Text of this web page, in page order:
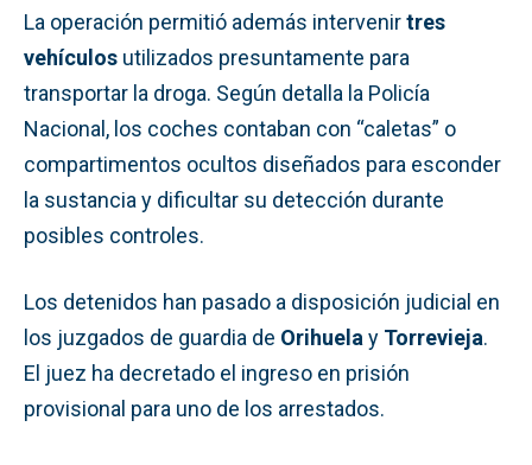
La operación permitió además intervenirtres
vehículos utilizados presuntamente para
transportar la droga. Según detalla la Policía
Nacional, los coches contaban con “caletas” o
compartimentos ocultos diseñados para esconder
la sustancia y dificultar su detección durante
posibles controles.
Los detenidos han pasado a disposición judicial en
los juzgados de guardia de Orihuela y Torrevieja.
El juez ha decretado el ingreso en prisión
provisional para uno de los arrestados.